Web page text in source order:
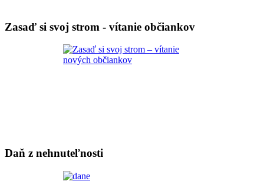
Zasaď si svoj strom - vítanie občiankov
Daň z nehnuteľnosti